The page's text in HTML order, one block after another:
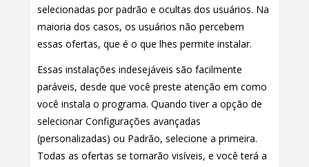
selecionadas por padrão e ocultas dos usuários. Na
maioria dos casos, os usuários não percebem
essas ofertas, que é o que lhes permite instalar.
Essas instalações indesejáveis são facilmente
paráveis, desde que você preste atenção em como
você instala o programa. Quando tiver a opção de
selecionar Configurações avançadas
(personalizadas) ou Padrão, selecione a primeira.
Todas as ofertas se tornarão visíveis, e você terá a